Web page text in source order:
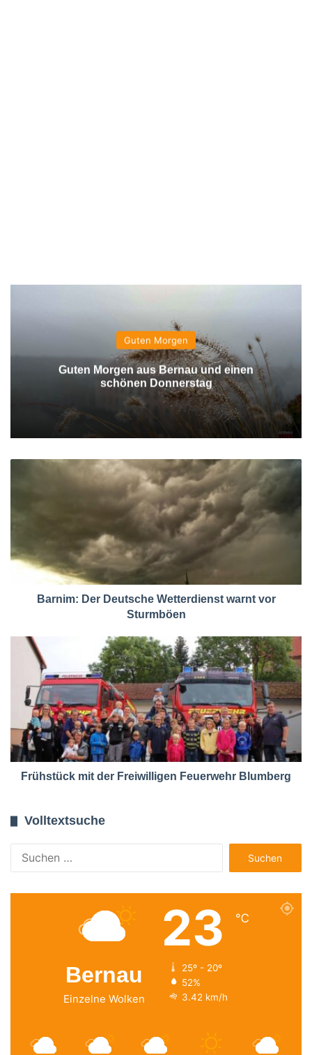
Guten Morgen
Guten Morgen aus Bernau und einen
schönen Donnerstag
Barnim: Der Deutsche Wetterdienst warnt vor
Sturmböen
Frühstück mit der Freiwilligen Feuerwehr Blumberg
Volltextsuche
nach:
Bernau
Einzelne Wolken
23 ℃
25º - 20º
52%
3.42 km/h